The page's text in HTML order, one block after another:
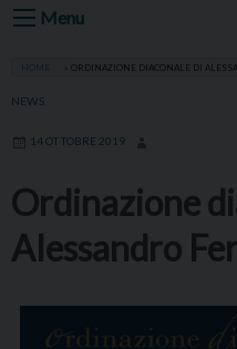
Menu
HOME ORDINAZIONE DIACONALE DI
NEWS
14 OTTOBRE 2019
Ordinazione
Alessandro